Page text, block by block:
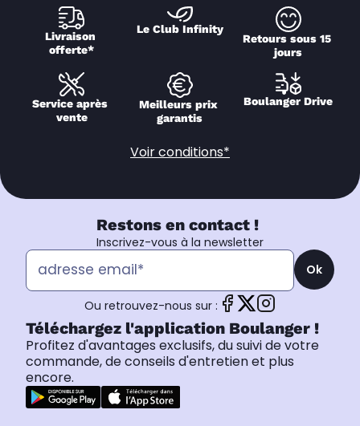
Livraison
offerte*
Le Club Infinity
Retours sous 15
jours
Service après
vente
Meilleurs prix
garantis
Boulanger Drive
Voir conditions*
Restons en contact !
Inscrivez-vous à la newsletter
Ok
Ou retrouvez-nous sur :
Téléchargez l'application Boulanger !
Profitez d'avantages exclusifs, du suivi de votre
commande, de conseils d'entretien et plus
encore.